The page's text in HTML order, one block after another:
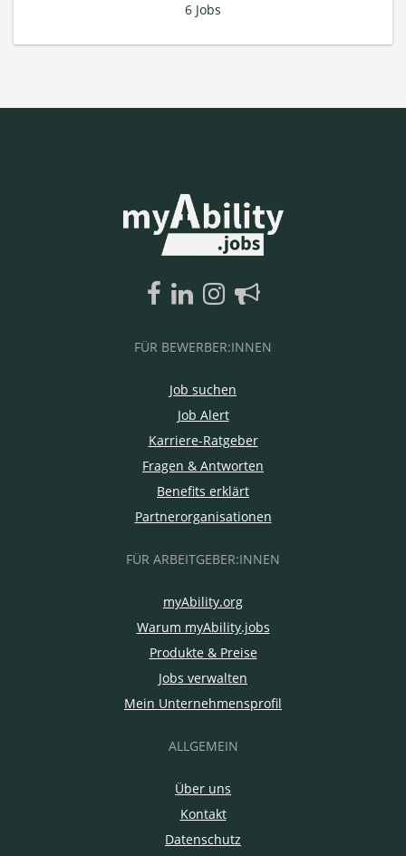
6 Jobs
FÜR BEWERBER:INNEN
Job suchen
Job Alert
Karriere-Ratgeber
Fragen & Antworten
Benefits erklärt
Partnerorganisationen
FÜR ARBEITGEBER:INNEN
myAbility.org
Warum myAbility.jobs
Produkte & Preise
Jobs verwalten
Mein Unternehmensprofil
ALLGEMEIN
Über uns
Kontakt
Datenschutz